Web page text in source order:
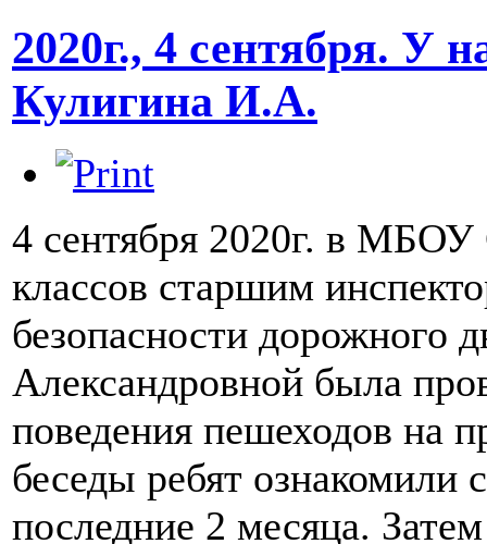
2020г., 4 сентября. У
Кулигина И.А.
4 сентября 2020г. в
классов старшим
безопасности дорожного
Александровной была
поведения пешеходов на
беседы ребят ознакомили
последние 2 месяца.